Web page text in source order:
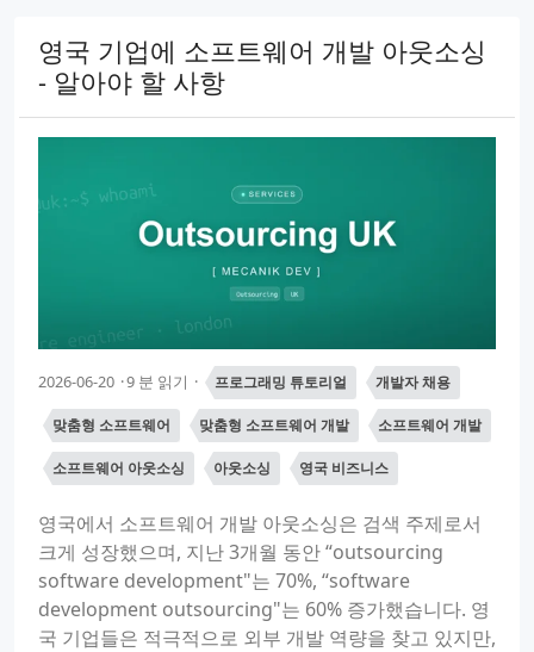
영국 기업에 소프트웨어 개발 아웃소싱
- 알아야 할 사항
2026-06-20 9 분 읽기 프로그래밍 튜토리얼 개발자 채용
맞춤형 소프트웨어 맞춤형 소프트웨어 개발 소프트웨어 개발
소프트웨어 아웃소싱 아웃소싱 영국 비즈니스
영국에서 소프트웨어 개발 아웃소싱은 검색 주제로서
크게 성장했으며, 지난 3개월 동안 “outsourcing
software development"는 70%, “software
development outsourcing"는 60% 증가했습니다. 영
국 기업들은 적극적으로 외부 개발 역량을 찾고 있지만,